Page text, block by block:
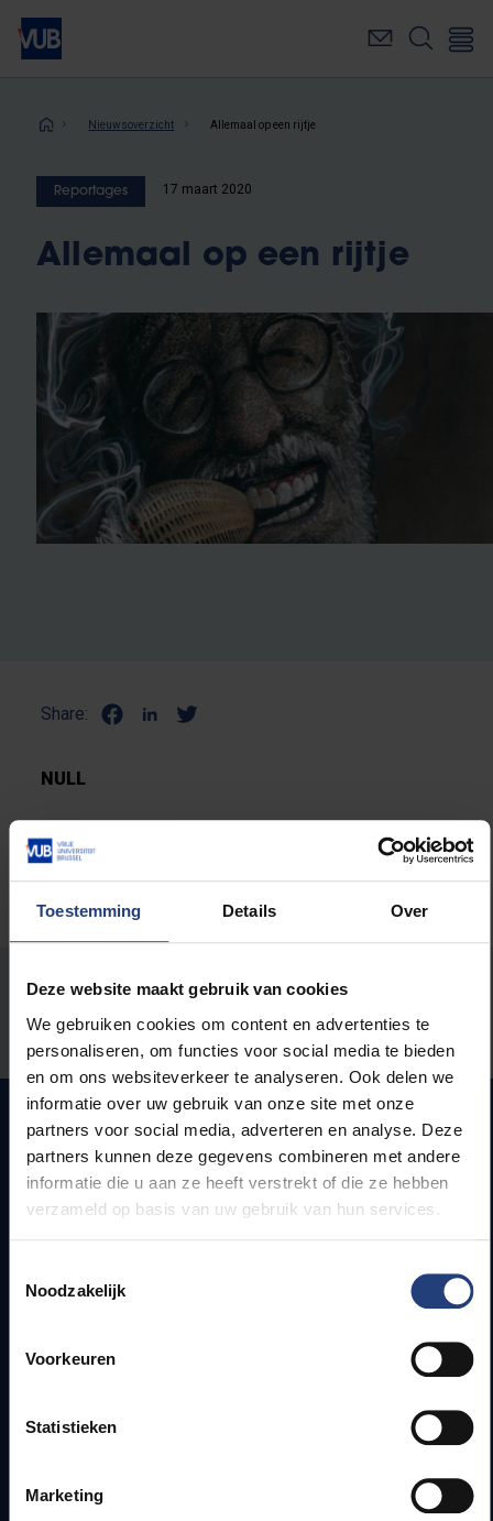
Toestemming Details Over
Deze website maakt gebruik van cookies
We gebruiken cookies om content en advertenties te
personaliseren, om functies voor social media te bieden
en om ons websiteverkeer te analyseren. Ook delen we
informatie over uw gebruik van onze site met onze
partners voor social media, adverteren en analyse. Deze
partners kunnen deze gegevens combineren met andere
informatie die u aan ze heeft verstrekt of die ze hebben
verzameld op basis van uw gebruik van hun services.
Noodzakelijk
Voorkeuren
Statistieken
Marketing
Overslaan
naar
inhoudKruimelpad
Nieuwsoverzicht Allemaal op een rijtje
Reportages 17 maart 2020
Allemaal op een rijtje
Share:
NULL
Stond er een fout op deze pagina?
Laat het ons weten
Snel naar
Webmail
Bereikbaarheid
Campusfaciliteiten
Studenten